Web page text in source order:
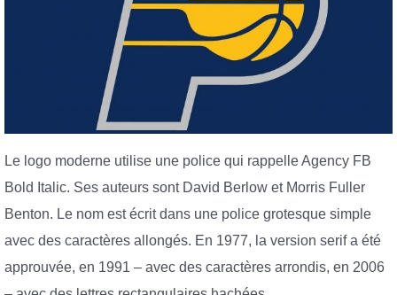
Le logo moderne utilise une police qui rappelle Agency FB
Bold Italic. Ses auteurs sont David Berlow et Morris Fuller
Benton. Le nom est écrit dans une police grotesque simple
avec des caractères allongés. En 1977, la version serif a été
approuvée, en 1991 – avec des caractères arrondis, en 2006